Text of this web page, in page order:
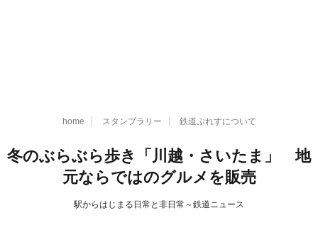
home スタンプラリー 鉄道ぷれすについて
冬のぶらぶら歩き「川越・さいたま」 地
元ならではのグルメを販売
駅からはじまる日常と非日常～鉄道ニュース